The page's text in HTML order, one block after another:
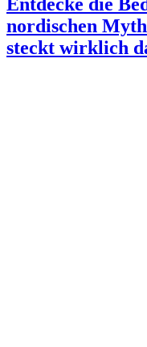
nordischen
steckt wirklich